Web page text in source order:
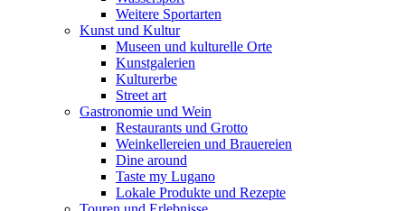
Weitere Sportarten
Kunst und Kultur
Museen und kulturelle Orte
Kunstgalerien
Kulturerbe
Street art
Gastronomie und Wein
Restaurants und Grotto
Weinkellereien und Brauereien
Dine around
Taste my Lugano
Lokale Produkte und Rezepte